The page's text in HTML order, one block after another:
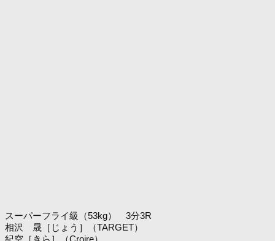
スーパーフライ級（53kg） 3分3R
相沢 晟［じょう］（TARGET）
紀空［きら］（Croire）